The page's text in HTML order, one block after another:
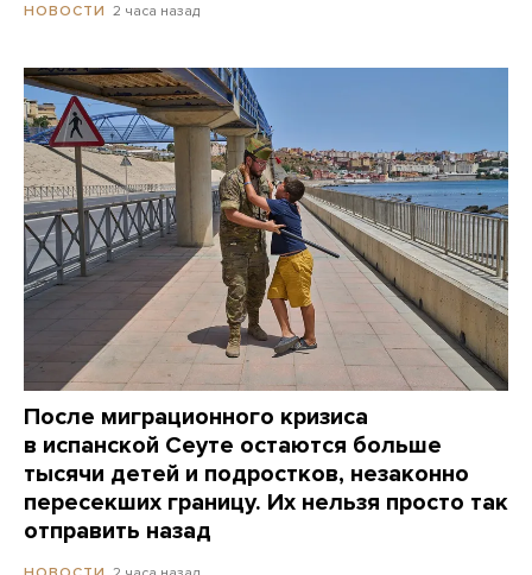
НОВОСТИ 2 часа назад
После миграционного кризиса
в испанской Сеуте остаются больше
тысячи детей и подростков, незаконно
пересекших границу. Их нельзя просто так
отправить назад